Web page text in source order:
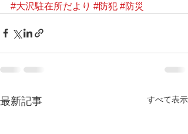
#大沢駐在所だより #防犯 #防災
最新記事 すべて表示